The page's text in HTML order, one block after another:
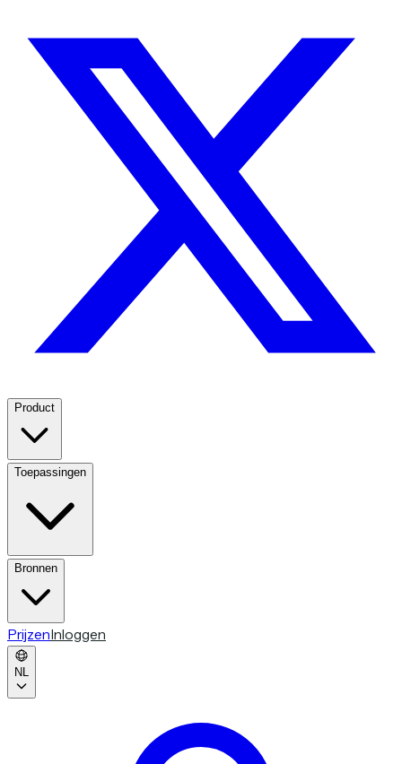
Product
Toepassingen
Bronnen
PrijzenInloggen
NL